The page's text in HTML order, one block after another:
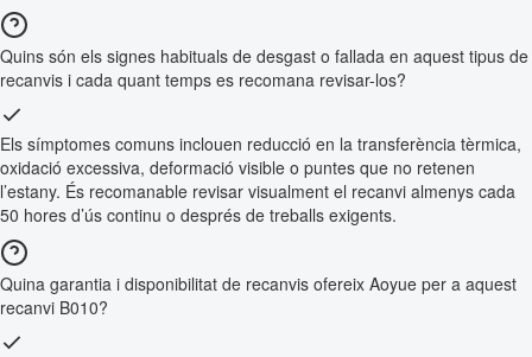
Quins són els signes habituals de desgast o fallada en aquest tipus de
recanvis i cada quant temps es recomana revisar-los?
Els símptomes comuns inclouen reducció en la transferència tèrmica,
oxidació excessiva, deformació visible o puntes que no retenen
l’estany. És recomanable revisar visualment el recanvi almenys cada
50 hores d’ús continu o després de treballs exigents.
Quina garantia i disponibilitat de recanvis ofereix Aoyue per a aquest
recanvi B010?